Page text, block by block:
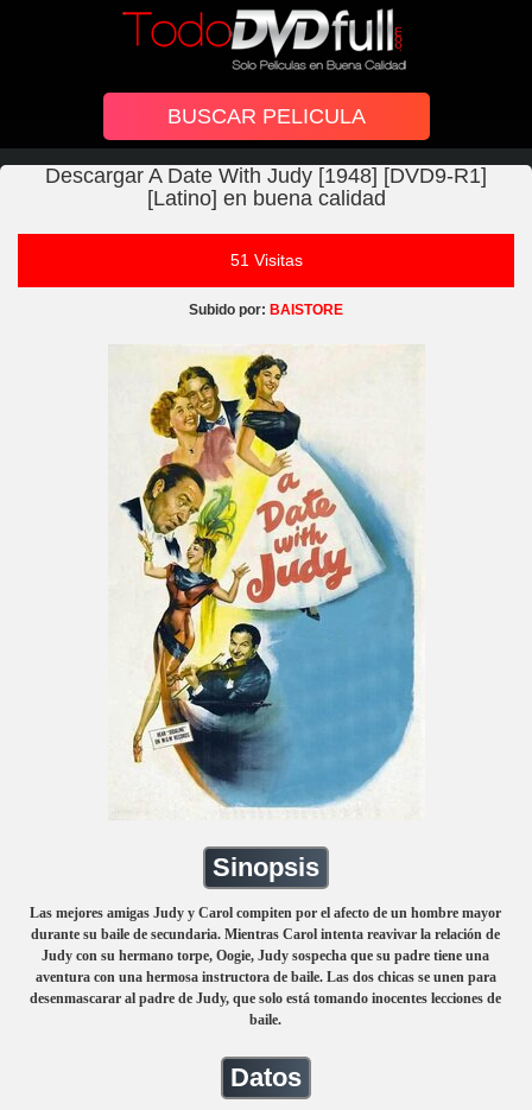
Descargar A Date With Judy [1948] [DVD9-R1]
[Latino] en buena calidad
51 Visitas
Subido por: BAISTORE
Sinopsis
Las mejores amigas Judy y Carol compiten por el afecto de un hombre mayor
durante su baile de secundaria. Mientras Carol intenta reavivar la relación de
Judy con su hermano torpe, Oogie, Judy sospecha que su padre tiene una
aventura con una hermosa instructora de baile. Las dos chicas se unen para
desenmascarar al padre de Judy, que solo está tomando inocentes lecciones de
baile.
Datos